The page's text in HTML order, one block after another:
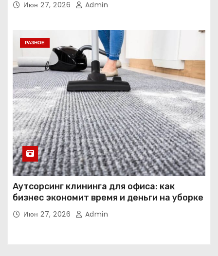
Июн 27, 2026 Admin
РАЗНОЕ
Аутсорсинг клининга для офиса: как
бизнес экономит время и деньги на уборке
Июн 27, 2026 Admin